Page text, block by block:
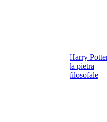
Harry
la pietra
filosofale